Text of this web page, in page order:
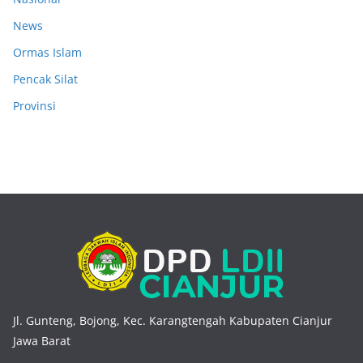
News
Ormas Islam
Pencak Silat
Provinsi
Jl. Gunteng, Bojong, Kec. Karangtengah Kabupaten Cianjur
Jawa Barat